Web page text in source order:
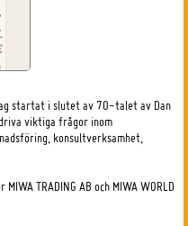
startat i slutet av 70-talet av Dan
viktiga frågor inom
konsultverksamhet,
TRADING AB och MIWA WORLD